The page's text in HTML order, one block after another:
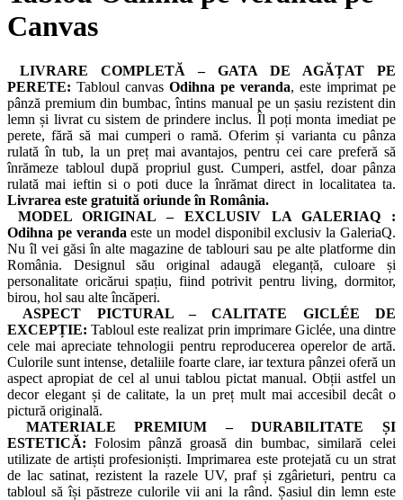
Canvas
LIVRARE COMPLETĂ – GATA DE AGĂȚAT PE
PERETE: Tabloul canvas Odihna pe veranda, este imprimat pe
pânză premium din bumbac, întins manual pe un șasiu rezistent din
lemn și livrat cu sistem de prindere inclus. Îl poți monta imediat pe
perete, fără să mai cumperi o ramă. Oferim și varianta cu pânza
rulată în tub, la un preț mai avantajos, pentru cei care preferă să
înrămeze tabloul după propriul gust. Cumperi, astfel, doar pânza
rulată mai ieftin si o poti duce la înrămat direct in localitatea ta.
Livrarea este gratuită oriunde în România.
MODEL ORIGINAL – EXCLUSIV LA GALERIAQ :
Odihna pe veranda este un model disponibil exclusiv la GaleriaQ.
Nu îl vei găsi în alte magazine de tablouri sau pe alte platforme din
România. Designul său original adaugă eleganță, culoare și
personalitate oricărui spațiu, fiind potrivit pentru living, dormitor,
birou, hol sau alte încăperi.
ASPECT PICTURAL – CALITATE GICLÉE DE
EXCEPȚIE: Tabloul este realizat prin imprimare Giclée, una dintre
cele mai apreciate tehnologii pentru reproducerea operelor de artă.
Culorile sunt intense, detaliile foarte clare, iar textura pânzei oferă un
aspect apropiat de cel al unui tablou pictat manual. Obții astfel un
decor elegant și de calitate, la un preț mult mai accesibil decât o
pictură originală.
MATERIALE PREMIUM – DURABILITATE ȘI
ESTETICĂ: Folosim pânză groasă din bumbac, similară celei
utilizate de artiști profesioniști. Imprimarea este protejată cu un strat
de lac satinat, rezistent la razele UV, praf și zgârieturi, pentru ca
tabloul să își păstreze culorile vii ani la rând. Șasiul din lemn este